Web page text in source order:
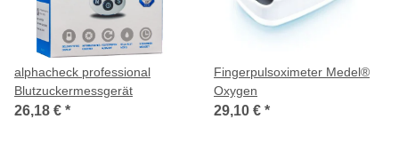
alphacheck professional
Blutzuckermessgerät
26,18 € *
Fingerpulsoximeter Medel®
Oxygen
29,10 € *